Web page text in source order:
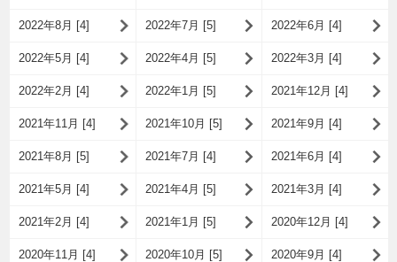
2022年8月 [4] 2022年7月 [5] 2022年6月 [4]
2022年5月 [4] 2022年4月 [5] 2022年3月 [4]
2022年2月 [4] 2022年1月 [5] 2021年12月 [4]
2021年11月 [4] 2021年10月 [5] 2021年9月 [4]
2021年8月 [5] 2021年7月 [4] 2021年6月 [4]
2021年5月 [4] 2021年4月 [5] 2021年3月 [4]
2021年2月 [4] 2021年1月 [5] 2020年12月 [4]
2020年11月 [4] 2020年10月 [5] 2020年9月 [4]